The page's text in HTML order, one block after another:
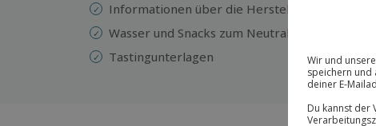
Informationen über die Herstellung und die
Wasser und Snacks zum Neutralisieren
Tastingunterlagen